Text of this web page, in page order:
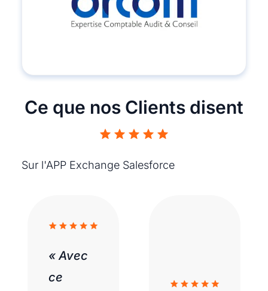
Ce que nos Clients disent
Sur l'APP Exchange Salesforce
« Avec
ce